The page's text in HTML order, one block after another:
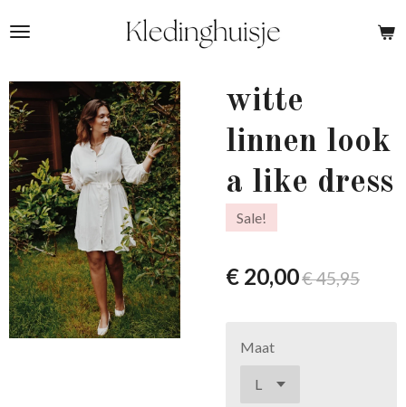
direct
de
hoofdinhoud
witte
linnen look
a like dress
Sale!
€ 20,00€ 45,95
Maat